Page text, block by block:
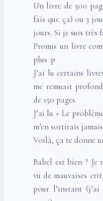
Un livre de 500
fais que ça) ou 3
jours. Si je suis très
Promis un livre
plus :p
J’ai lu certains
me remuait
de 150 pages.
J’ai lu « Le
m’en sortirais
Voilà, ça te donne
Babel est bien ? Je
vu de mauvaises
pour l’instant